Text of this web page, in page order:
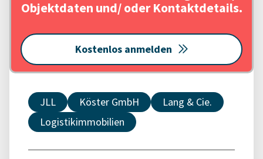
Objektdaten und/ oder Kontaktdetails.
Kostenlos anmelden
JLL Köster GmbH
Lang & Cie.
Logistikimmobilien